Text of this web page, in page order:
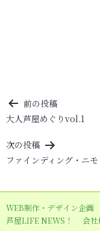
投
稿
ナ
ビ
ー
シ
前の投稿
大人芦屋めぐりvol.1
次の投稿
ファインディング・ニモ
WEB制作・デザイン企画
芦屋LIFE NEWS！
会